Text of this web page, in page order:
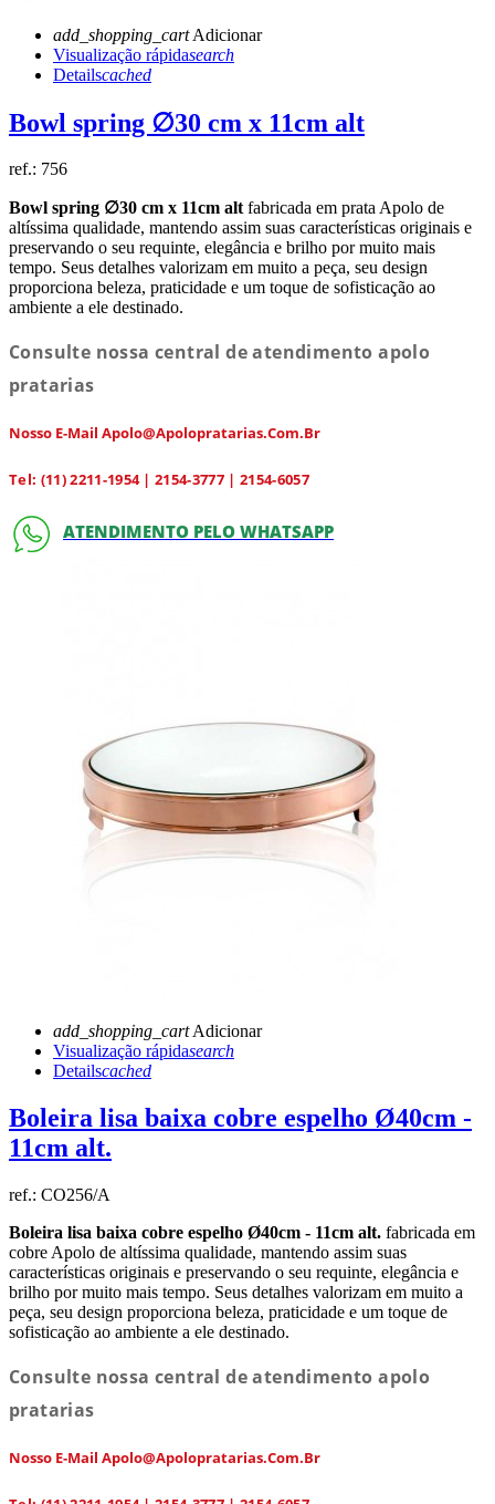
add_shopping_cartAdicionar
Visualização rápidasearch
Detailscached
Bowl spring ∅30 cm x 11cm alt
ref.: 756
Bowl spring ∅30 cm x 11cm altfabricada em prata Apolo de
altíssima qualidade, mantendo assim suas características originais e
preservando o seu requinte, elegância e brilho por muito mais
tempo. Seus detalhes valorizam em muito a peça, seu design
proporciona beleza, praticidade e um toque de sofisticação ao
ambiente a ele destinado.
Consulte nossa central de atendimento apolo
pratarias
Nosso E-Mail Apolo@apolopratarias.com.br
Tel: (11) 2211-1954 | 2154-3777 | 2154-6057
ATENDIMENTO PELO WHATSAPP
add_shopping_cartAdicionar
Visualização rápidasearch
Detailscached
Boleira lisa baixa cobre espelho Ø40cm -
11cm alt.
ref.: CO256/A
Boleira lisa baixa cobre espelho Ø40cm - 11cm alt. fabricada em
cobre Apolo de altíssima qualidade, mantendo assim suas
características originais e preservando o seu requinte, elegância e
brilho por muito mais tempo. Seus detalhes valorizam em muito a
peça, seu design proporciona beleza, praticidade e um toque de
sofisticação ao ambiente a ele destinado.
Consulte nossa central de atendimento apolo
pratarias
Nosso E-Mail Apolo@apolopratarias.com.br